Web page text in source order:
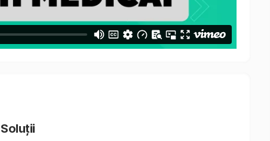
Soluții